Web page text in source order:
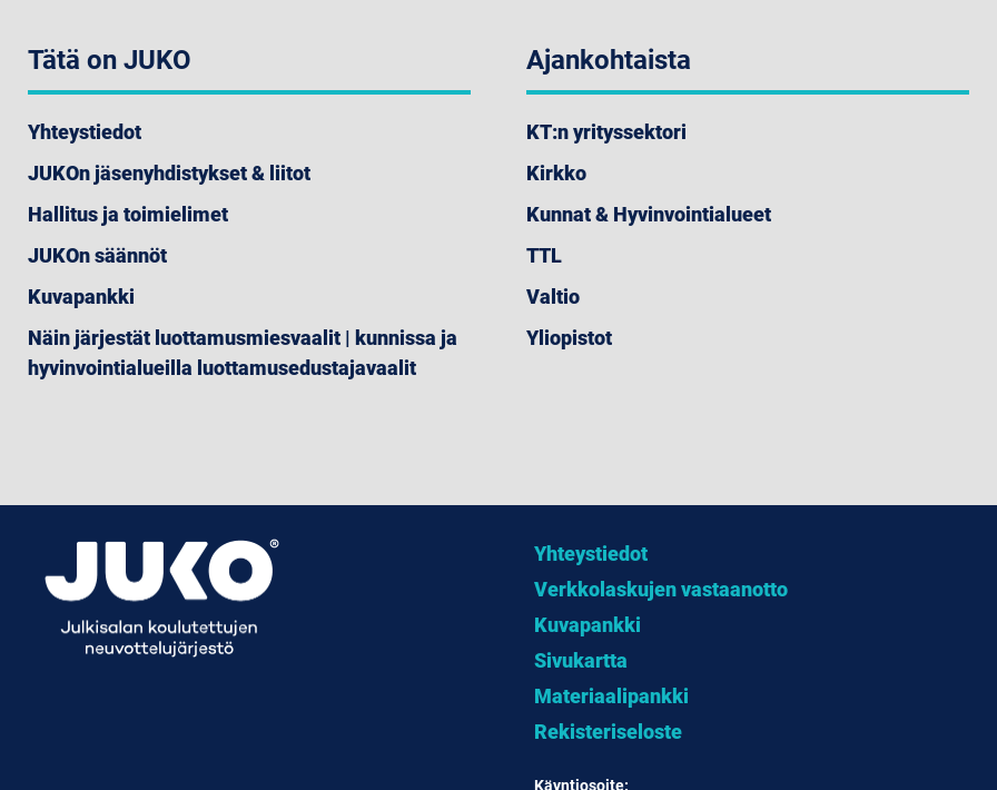
Tätä on JUKO
Yhteystiedot
JUKOn jäsenyhdistykset & liitot
Hallitus ja toimielimet
JUKOn säännöt
Kuvapankki
Näin järjestät luottamusmiesvaalit | kunnissa ja
hyvinvointialueilla luottamusedustajavaalit
Ajankohtaista
KT:n yrityssektori
Kirkko
Kunnat & Hyvinvointialueet
TTL
Valtio
Yliopistot
Yhteystiedot
Verkkolaskujen vastaanotto
Kuvapankki
Sivukartta
Materiaalipankki
Rekisteriseloste
Käyntiosoite: